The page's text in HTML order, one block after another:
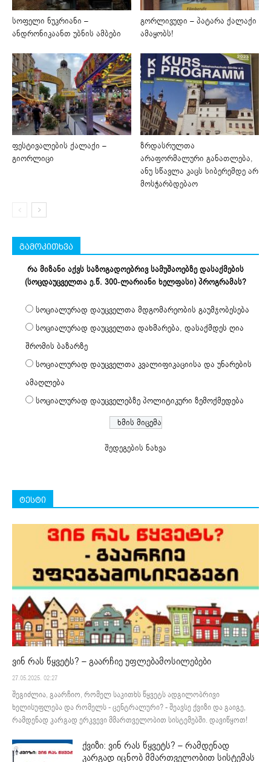
სოფელი ნუკრიანი –
ანდრონიკაანთ უბნის ამბები
გორლივუდი – პატარა ქალაქი
ამაყობს!
ფესტივალების ქალაქი –
გიორლიცი
ზრდასრულთა
არაფორმალური განათლება,
ანუ სწავლა კაცს სიბერემდე არ
მოსჭარბდებაო
გამოკითხვა
რა მიზანი აქვს საზოგადოებრივ სამუშაოებზე დასაქმების
(სოცდაუცველთა ე.წ. 300-ლარიანი ხელფასი) პროგრამას?
სოციალურად დაუცველთა მდგომარეობის გაუმჯობესება
სოციალურად დაუცველთა დახმარება, დასაქმდეს ღია
შრომის ბაზარზე
სოციალურად დაუცველთა კვალიფიკაციისა და უნარების
ამაღლება
სოციალურად დაუცველებზე პოლიტიკური ზემოქმედება
შედეგების ნახვა
ტესტი
ვინ რას წყვეტს? – გაარჩიე უფლებამოსილებები
27.05.2025. 02:27
შეგიძლია, გაარჩიო, რომელ საკითხს წყვეტს ადგილობრივი
ხელისუფლება და რომელს - ცენტრალური? - შეავსე ქვიზი და გაიგე,
რამდენად კარგად ერკვევი მმართველობით სისტემებში. დავიწყოთ!
ქვიზი: ვინ რას წყვეტს? – რამდენად
კარგად იცნობ მმართველობით სისტემას